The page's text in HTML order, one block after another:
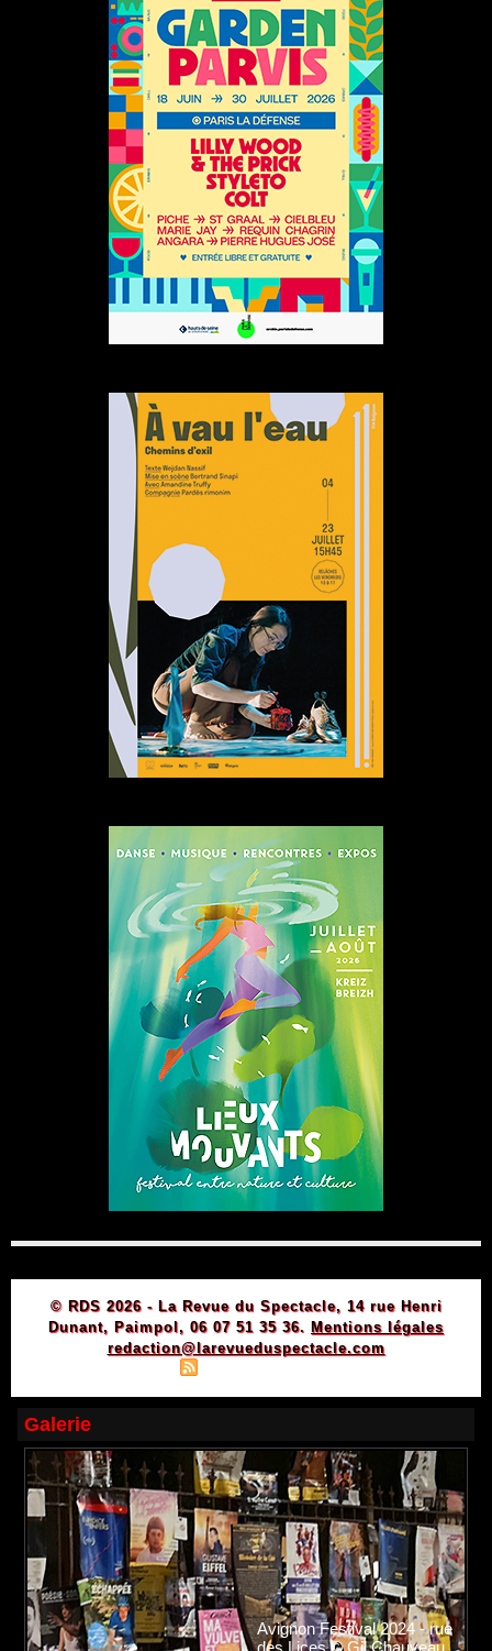
© RDS 2026 - La Revue du Spectacle, 14 rue Henri
Dunant, Paimpol, 06 07 51 35 36. Mentions légales
redaction@larevueduspectacle.com
Galerie
Avignon Festival 2024 - rue
des Lices © Gil Chauveau.